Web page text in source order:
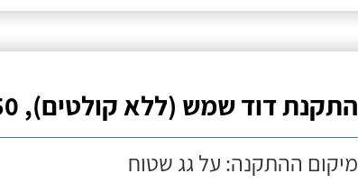
התקנת דוד שמש (ללא קולטים), 150 ליטר
מיקום ההתקנה: על גג שטוח